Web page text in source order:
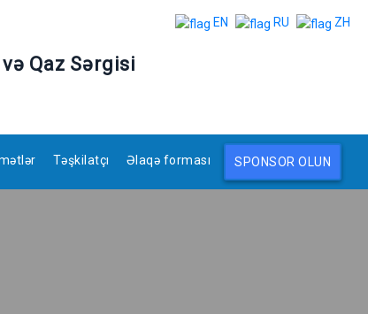
EN RU ZH
Qaz Sərgisi
Təşkilatçı Əlaqə forması SPONSOR OLUN